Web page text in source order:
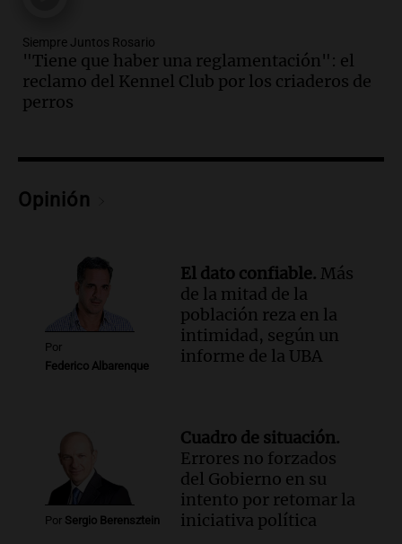
Audio.El reclamo del sector industrial
tras las críticas de Caputo: "Somos seres
humanos que trabajamos"
Noticias Rosario
Audio.Suspenden clases en Bariloche y
condiciones de circulación
Audio.Uspallata enfrenta un temporal
de nieve que deja varados a 1500
camiones por más de 24 días
Noticias
Episodios
Audio.Exigen justicia por Débora:
Siempre Juntos Rosario
Episodios
Audio.Se divorciaron y la Justicia
ordenó que ella le pague una renta por
vivir en la casa familiar
Siempre Juntos Rosario
"Tiene que haber una reglamentación": el
reclamo del Kennel Club por los criaderos de
perros
Opinión
Por
Federico Albarenque
El dato confiable. Más
de la mitad de la
población reza en la
intimidad, según un
informe de la UBA
Por Sergio Berensztein
Cuadro de situación.
Errores no forzados
del Gobierno en su
intento por retomar la
iniciativa política